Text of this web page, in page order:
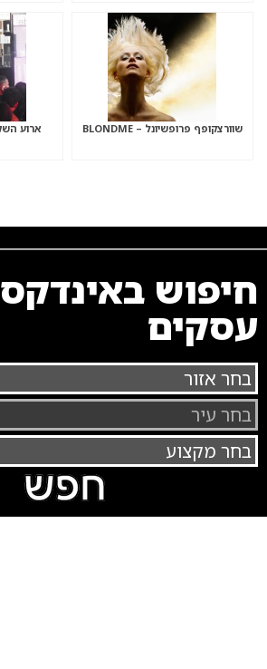
שוורצקופף פרופשיונל – BLONDME
חיפוש באינדקס
עסקים